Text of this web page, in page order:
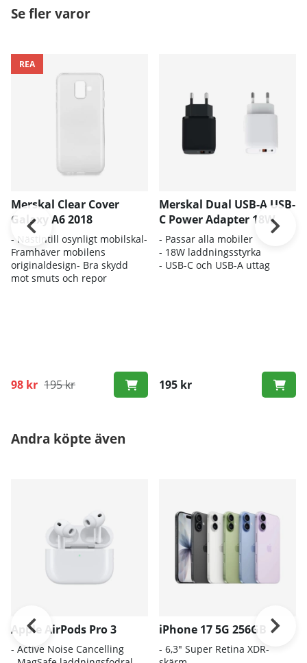
Se fler varor
REA
Merskal Clear Cover
Galaxy A6 2018
- Nästintill osynligt mobilskal-
Framhäver mobilens
originaldesign- Bra skydd
mot smuts och repor
98 kr 195 kr
Merskal Dual USB-A USB-
C Power Adapter 18W
- Passar alla mobiler
- 18W laddningsstyrka
- USB-C och USB-A uttag
195 kr
Andra köpte även
Apple AirPods Pro 3
- Active Noise Cancelling
iPhone 17 5G 256GB
- 6,3" Super Retina XDR-